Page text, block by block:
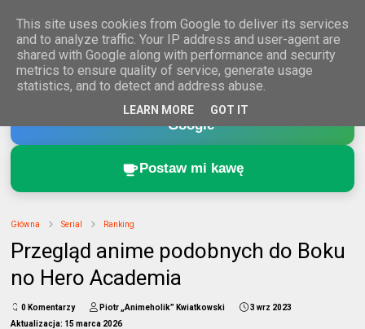
Dodaj Animeholik.pl do ulubionych źródeł w
Google
Postaw mi kawę
Główna Serial Ranking
Przegląd anime podobnych do Boku
no Hero Academia
0 Komentarzy Piotr „Animeholik” Kwiatkowski
3 wrz 2023
Aktualizacja: 15 marca 2026
This site uses cookies from Google to deliver its services
and to analyze traffic. Your IP address and user-agent are
shared with Google along with performance and security
metrics to ensure quality of service, generate usage
statistics, and to detect and address abuse.
LEARN MORE GOT IT